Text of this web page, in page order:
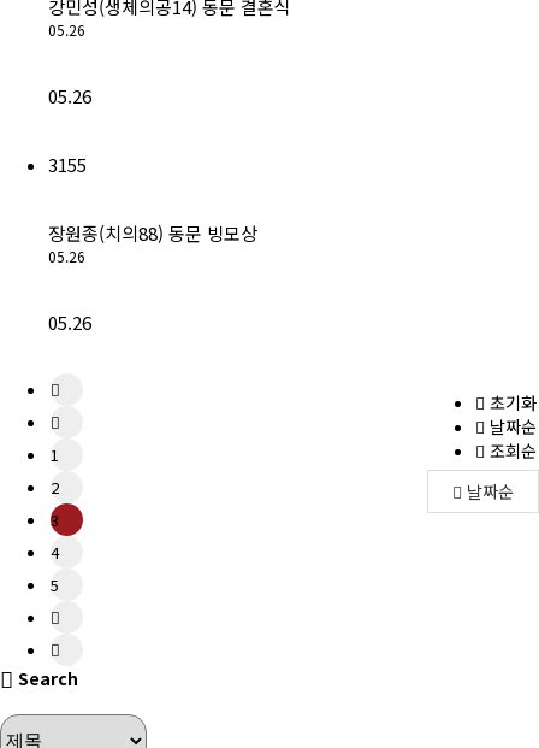
강민성(생체의공14) 동문 결혼식
05.26
05.26
3155
장원종(치의88) 동문 빙모상
05.26
05.26
초기화
날짜순
조회순
날짜순
1
2
3
4
5
Search